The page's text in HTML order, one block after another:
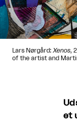
Lars Nørgård: Xenos,
of the artist and
et